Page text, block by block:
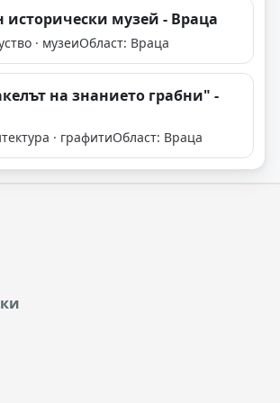
исторически музей - Враца
· музеиОбласт: Враца
на знанието грабни" -
· графитиОбласт: Враца